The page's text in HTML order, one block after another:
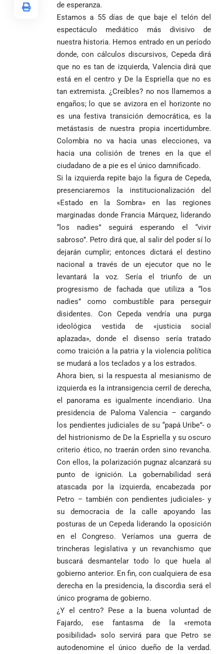
de esperanza.
Estamos a 55 días de que baje el telón del
espectáculo mediático más divisivo de
nuestra historia. Hemos entrado en un período
donde, con cálculos discursivos, Cepeda dirá
que no es tan de izquierda, Valencia dirá que
está en el centro y De la Espriella que no es
tan extremista. ¿Creíbles? no nos llamemos a
engaños; lo que se avizora en el horizonte no
es una festiva transición democrática, es la
metástasis de nuestra propia incertidumbre.
Colombia no va hacia unas elecciones, va
hacia una colisión de trenes en la que el
ciudadano de a pie es el único damnificado.
Si la izquierda repite bajo la figura de Cepeda,
presenciaremos la institucionalización del
«Estado en la Sombra» en las regiones
marginadas donde Francia Márquez, liderando
“los nadies” seguirá esperando el “vivir
sabroso”. Petro dirá que, al salir del poder sí lo
dejarán cumplir; entonces dictará el destino
nacional a través de un ejecutor que no le
levantará la voz. Sería el triunfo de un
progresismo de fachada que utiliza a “los
nadies” como combustible para perseguir
disidentes. Con Cepeda vendría una purga
ideológica vestida de «justicia social
aplazada», donde el disenso sería tratado
como traición a la patria y la violencia política
se mudará a los teclados y a los estrados.
Ahora bien, si la respuesta al mesianismo de
izquierda es la intransigencia cerril de derecha,
el panorama es igualmente incendiario. Una
presidencia de Paloma Valencia – cargando
los pendientes judiciales de su “papá Uribe”- o
del histrionismo de De la Espriella y su oscuro
criterio ético, no traerán orden sino revancha.
Con ellos, la polarización pugnaz alcanzará su
punto de ignición. La gobernabilidad será
atascada por la izquierda, encabezada por
Petro – también con pendientes judiciales- y
su democracia de la calle apoyando las
posturas de un Cepeda liderando la oposición
en el Congreso. Veríamos una guerra de
trincheras legislativa y un revanchismo que
buscará desmantelar todo lo que huela al
gobierno anterior. En fin, con cualquiera de esa
derecha en la presidencia, la discordia será el
único programa de gobierno.
¿Y el centro? Pese a la buena voluntad de
Fajardo, ese fantasma de la «remota
posibilidad» solo servirá para que Petro se
autodenomine el único dueño de la verdad.
Medellín
VER
Caninos de la
Policía
frustran envío
de 20 kilos de
cocaína
ocultos en
encomienda
hacia Medellín
denuncia
presiones
para asistir a
evento de
Petro en
Medellín
durante
marcha del 1
de mayo
Fico Gutiérrez
demanda
nombramiento
de Quintero en
Supersalud y
pide
suspensión
inmediata del
cargo
Antioquia VER MÁS
Tarso revive el
legado del beato
Jesús Aníbal
de su martirio
El papa León XIV
nombra al padre
Diego Luis Rendón
Urrea como nuevo
obispo de Jericó
Más de 700
indígenas,
afrodescendientes
y mestizos
campesinos
jornada académica
en Medellín
Diócesis de
Sonsón-Rionegro
rechaza fotos
tomadas en
PolíticaVER
MÁS
Gustavo Petro
pide sacar a
Angie
Rodríguez tras
sus denuncias
de corrupción
y la llama
Manipuladora”
Iván Cepeda
reconoce el
preconteo,
pero pide
33.000 mesas
y vigilar el
escrutinio
Gustavo Petro
afirma que “no
se puede
proclamar
presidente” y
pide esperar
los
escrutinios
oficiales
DeportesVER
MÁS
Luis Díaz
desata
polémica y
divide las
redes por su
visita familiar
a Abelardo de
la Espriella
El golazo de
Sidny Lopes
Cabral de
Cabo Verde
ante Argentina
es elegido el
mejor del
Mundial 2026
Costa de
Marfil
sorprende a
Ecuador en el
último suspiro
y acaba con su
invicto de 19
partidos
ColumnistasVER
La espada que
Petro usó para
MOTORES, LA
Pantalla & Dial.
Acoso sexual en
presidencial
presuntamente lo
Medellín: un
camino que no
abandonarse
Iglesia VER MÁS
Tarso revive el
legado del beato
Jesús Aníbal
de su martirio
El papa León XIV
nombra al padre
Diego Luis Rendón
Urrea como nuevo
obispo de Jericó
Más de 700
estudiantes
indígenas,
afrodescendientes
y mestizos
campesinos
inician nueva
jornada académica
en Medellín